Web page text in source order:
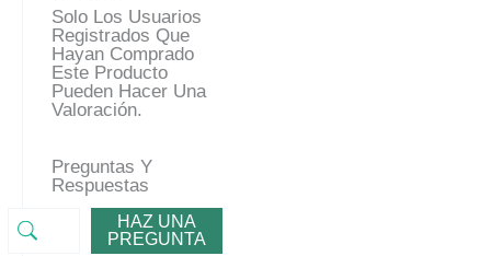
Solo Los Usuarios
Registrados Que
Hayan Comprado
Este Producto
Pueden Hacer Una
Valoración.
Preguntas Y
Respuestas
HAZ UNA
PREGUNTA